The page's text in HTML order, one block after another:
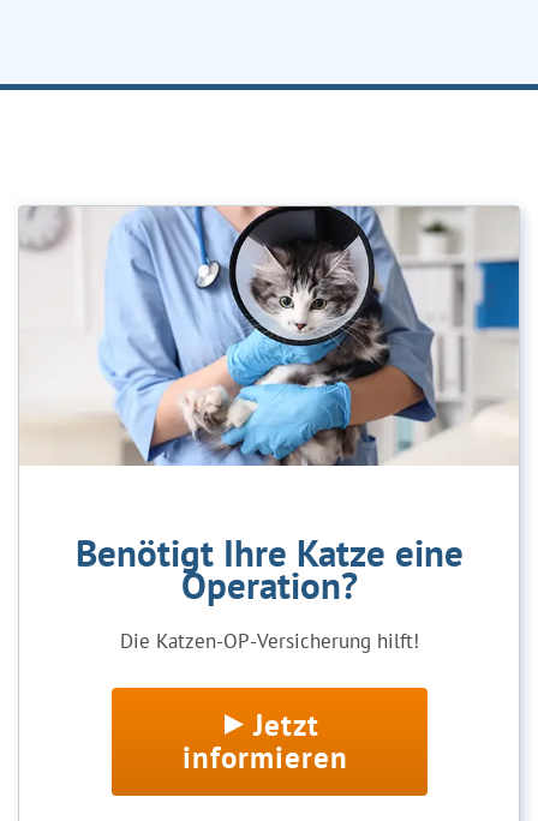
Benötigt Ihre Katze eine
Operation?
Die Katzen-OP-Versicherung hilft!
Jetzt
informieren